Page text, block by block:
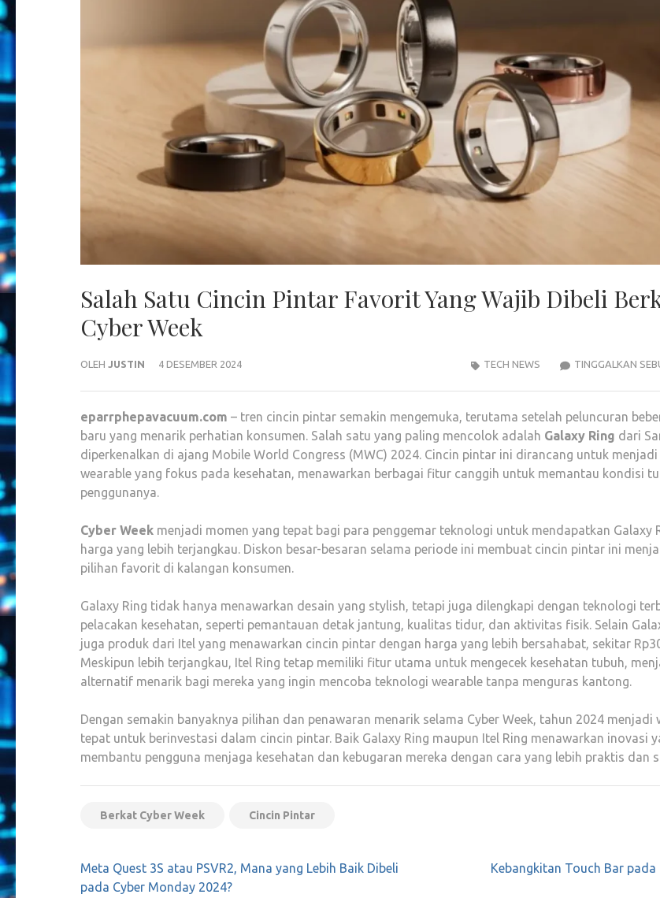
Salah Satu Cincin Pintar Favorit Yang Wajib Dibeli
Cyber ​​Week
OLEH JUSTIN 4 DESEMBER 2024 TINGGALKAN
TECH NEWS
eparrphepavacuum.com – tren cincin pintar semakin mengemuka, terutama setelah peluncuran
baru yang menarik perhatian konsumen. Salah satu yang paling mencolok adalah Galaxy Ring dari
diperkenalkan di ajang Mobile World Congress (MWC) 2024. Cincin pintar ini dirancang untuk
wearable yang fokus pada kesehatan, menawarkan berbagai fitur canggih untuk memantau kondisi
penggunanya.
Cyber Week menjadi momen yang tepat bagi para penggemar teknologi untuk mendapatkan Galaxy
harga yang lebih terjangkau. Diskon besar-besaran selama periode ini membuat cincin pintar ini
pilihan favorit di kalangan konsumen.
Galaxy Ring tidak hanya menawarkan desain yang stylish, tetapi juga dilengkapi dengan teknologi
pelacakan kesehatan, seperti pemantauan detak jantung, kualitas tidur, dan aktivitas fisik. Selain
juga produk dari Itel yang menawarkan cincin pintar dengan harga yang lebih bersahabat, sekitar
Meskipun lebih terjangkau, Itel Ring tetap memiliki fitur utama untuk mengecek kesehatan tubuh,
alternatif menarik bagi mereka yang ingin mencoba teknologi wearable tanpa menguras kantong.
Dengan semakin banyaknya pilihan dan penawaran menarik selama Cyber Week, tahun 2024 menjadi
tepat untuk berinvestasi dalam cincin pintar. Baik Galaxy Ring maupun Itel Ring menawarkan inovasi
membantu pengguna menjaga kesehatan dan kebugaran mereka dengan cara yang lebih praktis dan
Berkat Cyber ​​Week Cincin Pintar
Navigasi
pos
Meta Quest 3S atau PSVR2, Mana yang Lebih Baik Dibeli
pada Cyber Monday 2024?
Kebangkitan Touch Bar pada